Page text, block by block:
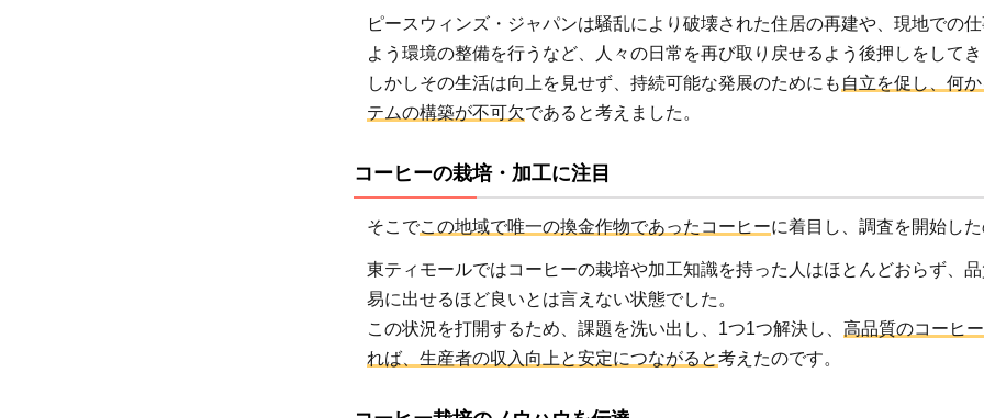
人々
のた
めに
でき
援
は？
3.1
寄付
する
3.2
コー
ピースウィンズ・ジャパンは騒乱により破壊された住居の再建や、現地での
よう環境の整備を行うなど、人々の日常を再び取り戻せるよう後押しをして
しかしその生活は向上を見せず、持続可能な発展のためにも 自立を促し、何
テムの構築が不可欠であると考えました。
コーヒーの栽培・加工に注目
そこでこの地域で唯一の換金作物であったコーヒーに着目し、調査を開始し
東ティモールではコーヒーの栽培や加工知識を持った人はほとんどおらず、
易に出せるほど良いとは言えない状態でした。
この状況を打開するため、課題を洗い出し、1つ1つ解決し、 高品質のコーヒ
れば、生産者の収入向上と安定につながると考えたのです。